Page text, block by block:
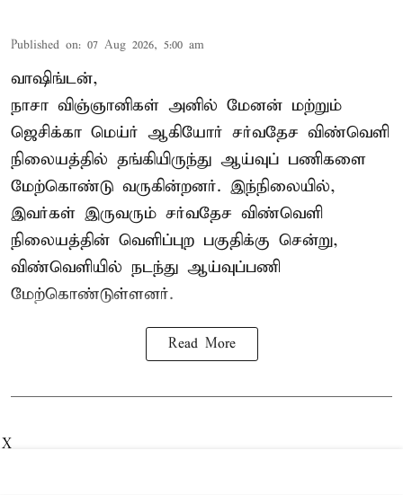
Published on: 07 Aug 2026, 5:00 am
வாஷிங்டன்,
நாசா விஞ்ஞானிகள் அனில் மேனன் மற்றும்
ஜெசிக்கா மெய்ர் ஆகியோர் சர்வதேச விண்வெளி
நிலையத்தில் தங்கியிருந்து ஆய்வுப் பணிகளை
மேற்கொண்டு வருகின்றனர். இந்நிலையில்,
இவர்கள் இருவரும் சர்வதேச விண்வெளி
நிலையத்தின் வெளிப்புற பகுதிக்கு சென்று,
விண்வெளியில் நடந்து ஆய்வுப்பணி
மேற்கொண்டுள்ளனர்.
Read More
X